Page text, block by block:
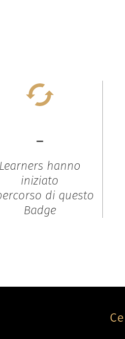
-
Learners hanno
iniziato
di questo
Badge